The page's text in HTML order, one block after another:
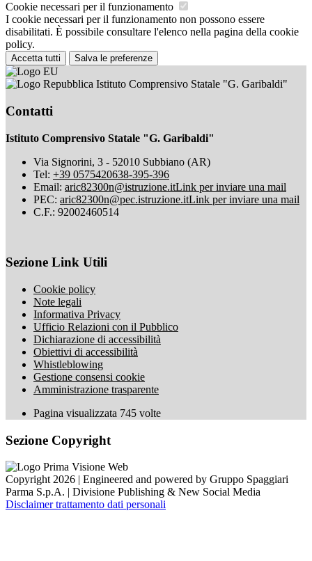
Cookie necessari per il funzionamento
I cookie necessari per il funzionamento non possono essere
disabilitati. È possibile consultare l'elenco nella pagina della cookie
policy.
Accetta tutti Salva le preferenze
Istituto Comprensivo Statale "G. Garibaldi"
Contatti
Istituto Comprensivo Statale "G. Garibaldi"
Via Signorini, 3 - 52010 Subbiano (AR)
Tel: +39 0575420638-395-396
Email: aric82300n@istruzione.itLink per inviare una mail
PEC: aric82300n@pec.istruzione.itLink per inviare una mail
C.F.: 92002460514
Sezione Link Utili
Cookie policy
Note legali
Informativa Privacy
Ufficio Relazioni con il Pubblico
Dichiarazione di accessibilità
Obiettivi di accessibilità
Whistleblowing
Gestione consensi cookie
Amministrazione trasparente
Pagina visualizzata 745 volte
Sezione Copyright
Copyright 2026 | Engineered and powered by Gruppo Spaggiari
Parma S.p.A. | Divisione Publishing & New Social Media
Disclaimer trattamento dati personali